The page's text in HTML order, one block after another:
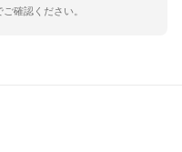
確認ください。